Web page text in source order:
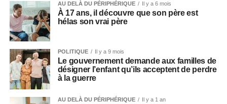
AU DELÀ DU PÉRIPHÉRIQUE Il y a 6 mois
À 17 ans, il découvre que son père est
hélas son vrai père
POLITIQUE Il y a 9 mois
Le gouvernement demande aux familles de
désigner l’enfant qu’ils acceptent de perdre
à la guerre
AU DELÀ DU PÉRIPHÉRIQUE Il y a 1 an